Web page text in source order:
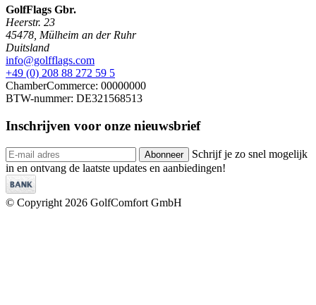
GolfFlags Gbr.
Heerstr. 23
45478 Mülheim an der Ruhr
Duitsland
info@golfflags.com
+49 (0) 208 88 272 59 5
ChamberCommerce: 00000000
BTW-nummer: DE321568513
Inschrijven voor onze nieuwsbrief
Abonneer
Schrijf je zo snel mogelijk
in en ontvang de laatste updates en aanbiedingen!
© Copyright 2026 GolfComfort GmbH